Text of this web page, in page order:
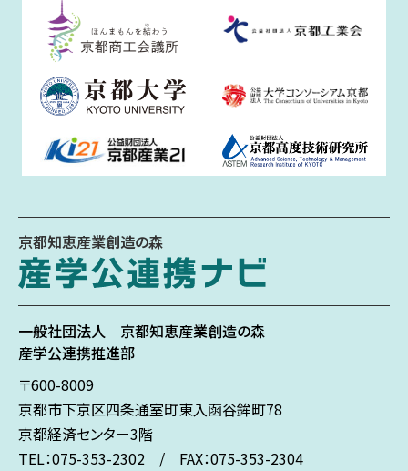
京都知恵産業創造の森
一般社団法人 京都知恵産業創造の森
産学公連携推進部
〒600-8009
京都市下京区四条通室町東入函谷鉾町78
京都経済センター3階
TEL：075-353-2302 / FAX：075-353-2304